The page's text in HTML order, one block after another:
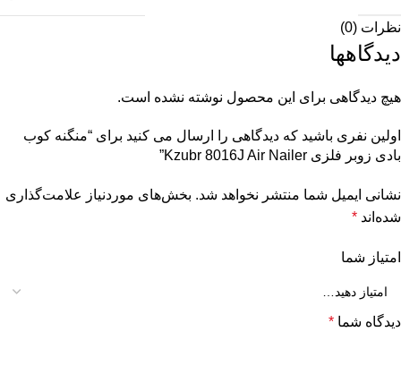
نظرات (0)
دیدگاهها
هیچ دیدگاهی برای این محصول نوشته نشده است.
اولین نفری باشید که دیدگاهی را ارسال می کنید برای “منگنه کوب
بادی زوبر فلزی Kzubr 8016J Air Nailer”
نشانی ایمیل شما منتشر نخواهد شد. بخش‌های موردنیاز علامت‌گذاری
شده‌اند *
امتیاز شما
دیدگاه شما *